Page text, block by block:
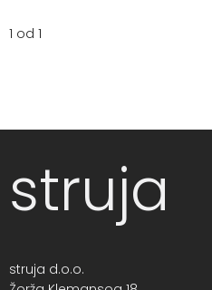
1 od 1
struja
struja d.o.o.